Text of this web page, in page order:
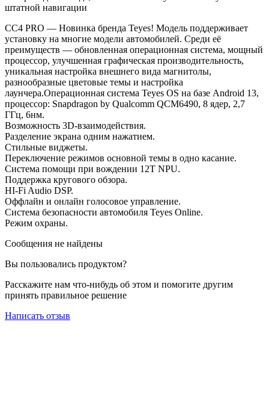
штатной навигации
СС4 PRO — Новинка бренда Teyes! Модель поддерживает
установку на многие модели автомобилей. Среди её
преимуществ — обновленная операционная система, мощный
процессор, улучшенная графическая производительность,
уникальная настройка внешнего вида магнитолы,
разнообразные цветовые темы и настройка
лаунчера.Операционная система Teyes OS на базе Android 13,
процессор: Snapdragon by Qualcomm QCM6490, 8 ядер, 2,7
ГГц, 6нм.
Возможность 3D-взаимодействия.
Разделение экрана одним нажатием.
Стильные виджеты.
Переключение режимов основной темы в одно касание.
Система помощи при вождении 12T NPU.
Поддержка кругового обзора.
HI-Fi Audio DSP.
Оффлайн и онлайн голосовое управление.
Система безопасности автомобиля Teyes Online.
Режим охраны.
Сообщения не найдены
Вы пользовались продуктом?
Расскажите нам что-нибудь об этом и помогите другим
принять правильное решение
Написать отзыв